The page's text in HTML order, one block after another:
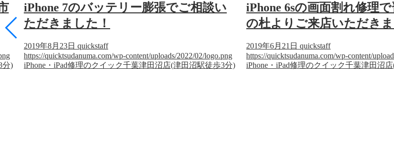
分)
iPhone 7のバッテリー膨張でご相談い
ただきました！
2019年8月23日 quickstaff
https://quicktsudanuma.com/wp-content/uploads/2022/02/logo.png
iPhone・iPad修理のクイック千葉津田沼店(津田沼駅徒歩3分)
iPhone 6sの画面割れ修理
の杜よりご来店いただきま
2019年6月21日 quickstaff
https://quicktsudanuma.com/wp-content/
iPhone・iPad修理のクイック千葉津田沼